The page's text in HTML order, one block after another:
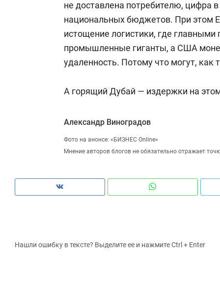
не доставлена потребителю, цифра
национальных бюджетов. При этом
истощение логистики, где главными
промышленные гиганты, а США
удаленность. Потому что могут, как
А горящий Дубай — издержки на
Александр Виноградов
Фото на анонсе: «БИЗНЕС Online»
Мнение авторов блогов не обязательно отражает
Нашли ошибку в тексте? Выделите ее и нажмите Ctrl + Enter